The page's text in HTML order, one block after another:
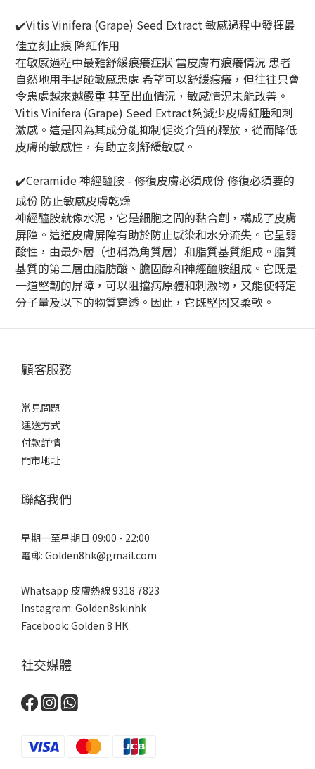
✔️Vitis Vinifera (Grape) Seed Extract 敏感過程中發揮最
佳立刻止痕 降紅作用
在敏感過程中最難舒緩痕癢症狀 當皮膚有痕癢情況 患者
自然地用手捉碰敏感患處 希望可以舒緩痕癢，但往往只會
令患處越來越嚴重 甚至出血情況，敏感情況未能改善。
Vitis Vinifera (Grape) Seed Extract夠減少皮膚紅腫和刺
激感。這是因為其成分能抑制促炎介質的釋放，從而降低
皮膚的敏感性，有助立刻舒緩敏感。
✔️Ceramide 神經醯胺 - 修復皮膚必須成份 修復必須要的
成份 防止敏感皮膚乾燥
神經醯胺就像水泥，它是細胞之間的黏合劑，構成了皮膚
屏障。這道皮膚屏障有助於防止感染和水分流失。它呈弱
酸性，由最外層（也稱為角質層）和脂質基質組成。脂質
基質的第二層由脂肪酸、膽固醇和神經醯胺組成。它既是
一道堅韌的屏障，可以阻擋病原體和刺激物，又能使特定
分子量及以下的物質穿透。因此，它既堅固又柔軟。
顧客服務
常見問題
運送方式
付款詳情
門市地址
聯絡我們
星期一至星期日 09:00 - 22:00
電郵: Golden8hk@gmail.com
Whatsapp 皮膚熱線9318 7823
Instagram: Golden8skinhk
Facebook: Golden 8 HK
社交媒體